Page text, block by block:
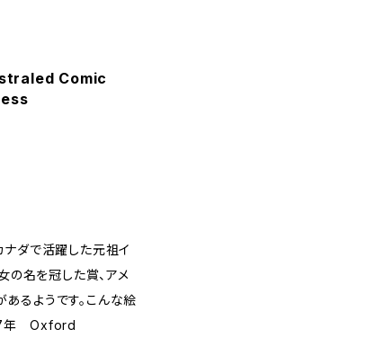
Comic
ナダで活躍した元祖イ
の名を冠した賞、アメ
あるようです。こんな絵
年 Oxford